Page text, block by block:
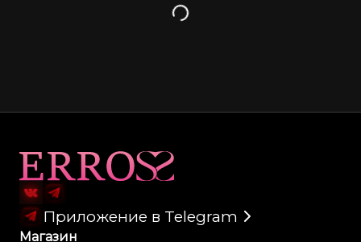
Загрузка
Приложение в Telegram
Магазин
Карта сайта